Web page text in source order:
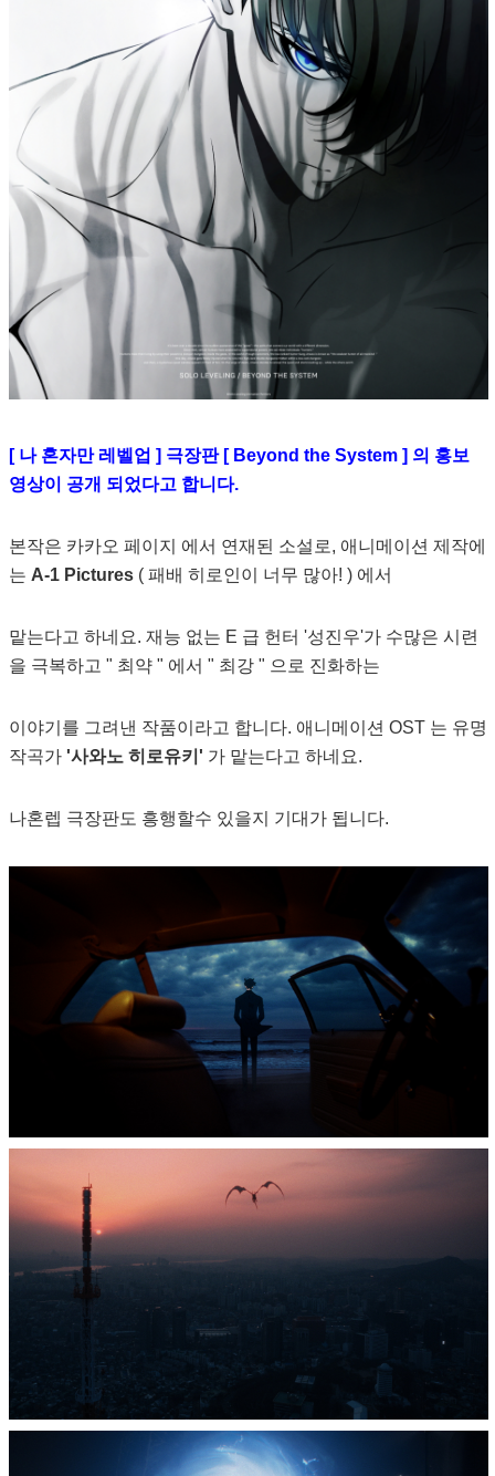
[ 나 혼자만 레벨업 ] 극장판 [ Beyond the System ] 의 홍보
영상이 공개 되었다고 합니다.
본작은 카카오 페이지 에서 연재된 소설로, 애니메이션 제작에
는 A-1 Pictures( 패배 히로인이 너무 많아! ) 에서
맡는다고 하네요. 재능 없는 E 급 헌터 '성진우'가 수많은 시련
을 극복하고 " 최약 " 에서 " 최강 " 으로 진화하는
이야기를 그려낸 작품이라고 합니다. 애니메이션 OST 는 유명
작곡가'사와노 히로유키' 가 맡는다고 하네요.
나혼렙 극장판도 흥행할수 있을지 기대가 됩니다.